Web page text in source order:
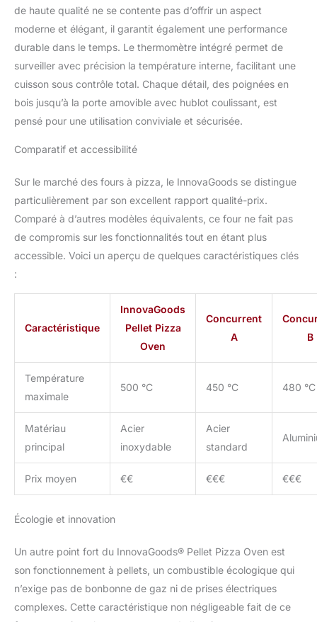
PIZZA】Ce four à pizza à
pellets comprend une
pierre qui sert de base
pour poser la pizza
pendant la cuisson. La
porte frontale est dotée
d’une poignée en bois et
d’une fenêtre coulissante
pour contrôler le feu
l’introduction et le retrait
de la pizza à l’aide de la
pelle en métal avec
poignée en bois. Pizza
【HOUSSE
TRANSPORT】Notre four
à pizza d’extérieur se
monte et se démonte
facilement à l’aide du
manuel d’instructions. Il
avec anses très pratique
transporter facilement.
de haute qualité ne se contente pas d’offrir un aspect
moderne et élégant, il garantit également une performance
durable dans le temps. Le thermomètre intégré permet de
surveiller avec précision la température interne, facilitant une
cuisson sous contrôle total. Chaque détail, des poignées en
bois jusqu’à la porte amovible avec hublot coulissant, est
pensé pour une utilisation conviviale et sécurisée.
Comparatif et accessibilité
Sur le marché des fours à pizza, le InnovaGoods se distingue
particulièrement par son excellent rapport qualité-prix.
Comparé à d’autres modèles équivalents, ce four ne fait pas
de compromis sur les fonctionnalités tout en étant plus
accessible. Voici un aperçu de quelques caractéristiques clés
:
Caractéristique
InnovaGoods
Pellet Pizza
Oven
Concurrent
A
B
Température
maximale
500 °C 450 °C 480 °C
Matériau
principal
Acier
inoxydable
Acier
standard
Prix moyen €€ €€€ €€€
Écologie et innovation
Un autre point fort du InnovaGoods® Pellet Pizza Oven est
son fonctionnement à pellets, un combustible écologique qui
n’exige pas de bonbonne de gaz ni de prises électriques
complexes. Cette caractéristique non négligeable fait de ce